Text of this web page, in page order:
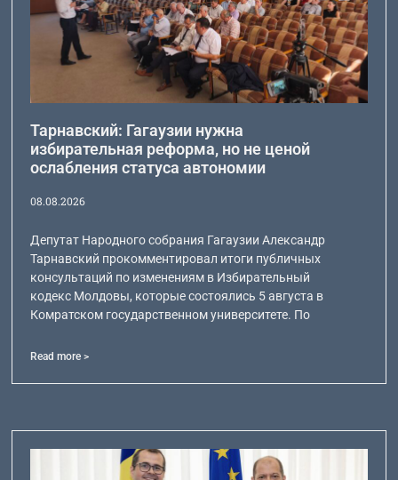
Тарнавский: Гагаузии нужна
избирательная реформа, но не ценой
ослабления статуса автономии
08.08.2026
Депутат Народного собрания Гагаузии Александр
Тарнавский прокомментировал итоги публичных
консультаций по изменениям в Избирательный
кодекс Молдовы, которые состоялись 5 августа в
Комратском государственном университете. По
Read more >